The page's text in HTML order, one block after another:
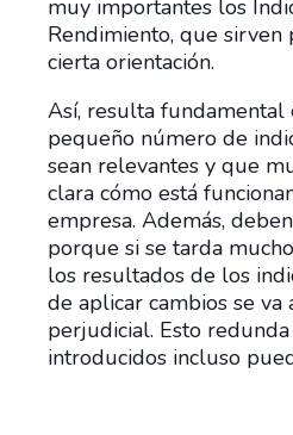
muy importantes los
Rendimiento, que sirven
cierta orientación.
Así, resulta fundamental
pequeño número de
sean relevantes y que
clara cómo está
empresa. Además,
porque si se tarda
los resultados de los
de aplicar cambios se
perjudicial. Esto
introducidos incluso